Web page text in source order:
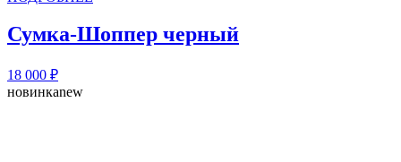
Сумка-Шоппер черный
18 000 ₽
новинкаnew